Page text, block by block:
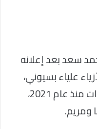
سعد بعد إعلانه
علياء بسيوني،
وذلك بعد زواج استمر لـ ٥ سنوات منذ عام 2021،
ومريم.